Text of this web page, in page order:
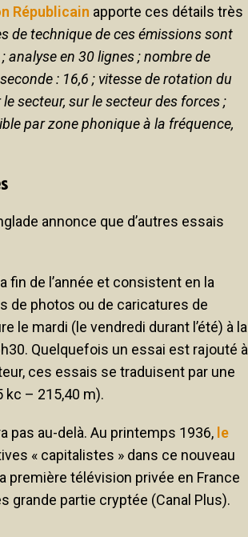
Républicain apporte ces détails très
de technique de ces émissions sont
en 30 lignes ; nombre de
: 16,6 ; vitesse de rotation du
secteur, sur le secteur des forces ;
par zone phonique à la fréquence,
annonce que d’autres essais
fin de l’année et consistent en la
de photos ou de caricatures de
le mardi (le vendredi durant l’été) à la
Quelquefois un essai est rajouté à
ces essais se traduisent par une
kc – 215,40 m).
pas au-delà. Au printemps 1936, le
« capitalistes » dans ce nouveau
première télévision privée en France
grande partie cryptée (Canal Plus).